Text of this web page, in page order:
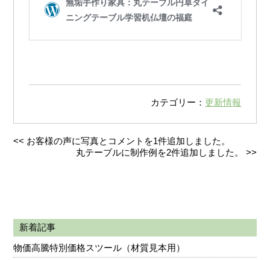
カテゴリー： 更新情報
<< お客様の声に写真とコメントを1件追加しました。
丸テーブルに制作例を2件追加しました。
>>
新着記事
物価高騰特別価格スツール（材質見本用）